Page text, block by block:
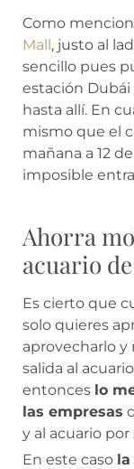
Como
Mall, justo al
sencillo pues
estación
hasta allí. En
mismo que el
mañana a 12
imposible
Ahorra
acuario
Es cierto que
solo quieres
aprovecharlo y
salida al
entonces lo
las empresas
y al acuario
En este caso la